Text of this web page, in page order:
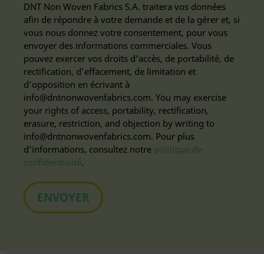
DNT Non Woven Fabrics S.A. traitera vos données
afin de répondre à votre demande et de la gérer et, si
vous nous donnez votre consentement, pour vous
envoyer des informations commerciales. Vous
pouvez exercer vos droits d’accès, de portabilité, de
rectification, d’effacement, de limitation et
d’opposition en écrivant à
info@dntnonwovenfabrics.com. You may exercise
your rights of access, portability, rectification,
erasure, restriction, and objection by writing to
info@dntnonwovenfabrics.com. Pour plus
d’informations, consultez notre politique de
confidentialité.